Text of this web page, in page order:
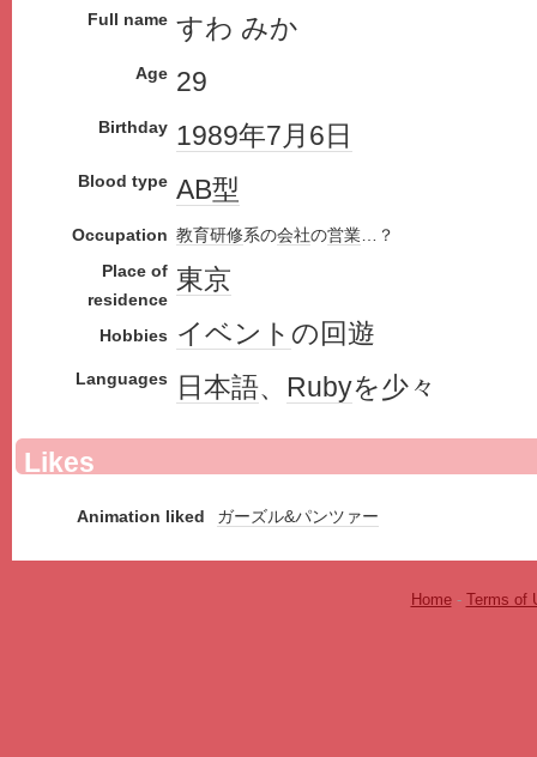
Full name すわ みか
Age 29
Birthday 1989年7月6日
Blood type AB型
Occupation 教育研修系の会社の営業…？
Place of
residence
東京
Hobbies イベント の回遊
Languages 日本語、 Rubyを少々
Likes
Animation liked ガーズル&パンツァー
Home- Terms of